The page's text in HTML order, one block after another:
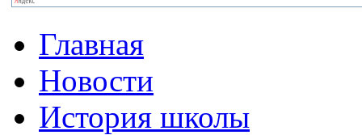
Главная
Новости
История школы